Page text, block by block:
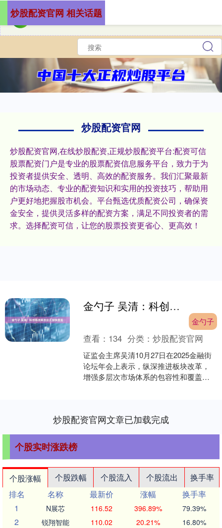
炒股配资官网
炒股配资官网,在线炒股配资,正规炒股配资平台:配资可信
股票配资门户是专业的股票配资信息服务平台，致力于为
投资者提供安全、透明、高效的配资服务。我们汇聚最新
的市场动态、专业的配资知识和实用的投资技巧，帮助用
户更好地把握股市机会。平台甄选优质配资公司，确保资
金安全，提供灵活多样的配资方案，满足不同投资者的需
求。选择配资可信，让您的股票投资更省心、更高效！
炒股配资官网 相关话题
金勺子 吴清：科创板改革效应正加快显现
金勺子
查看： 134 分类：炒股配资官网
证监会主席吴清10月27日在2025金融街
论坛年会上表示，纵深推进板块改革，
增强多层次市场体系的包容性和覆盖
炒股配资官网文章已加载完成
个股实时涨跌榜
个股涨幅 个股跌幅 个股流入 个股流出
换手率
排名
名称 最新价 涨幅
换手率
1
N展芯 116.52 396.89% 79.39%
2 锐翔智能 110.02 20.21% 16.80%